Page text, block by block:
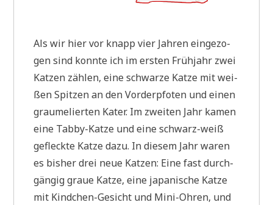
Als wir hier vor knapp vier Jah­ren ein­ge­zo­
gen sind konn­te ich im ersten Früh­jahr zwei
Kat­zen zäh­len, eine schwar­ze Kat­ze mit wei­
ßen Spit­zen an den Vor­der­pfo­ten und einen
grau­me­lier­ten Kater. Im zwei­ten Jahr kamen
eine Tab­by-Kat­ze und eine schwarz-weiß
gefleck­te Kat­ze dazu. In die­sem Jahr waren
es bis­her drei neue Kat­zen: Eine fast durch­
gän­gig graue Kat­ze, eine japa­ni­sche Kat­ze
mit Kind­chen-Gesicht und Mini-Ohren, und